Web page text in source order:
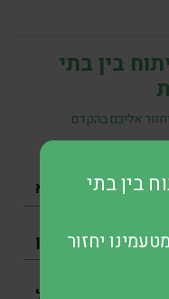
בין בתי
אליכם בהקדם
בין בתי
יחזור